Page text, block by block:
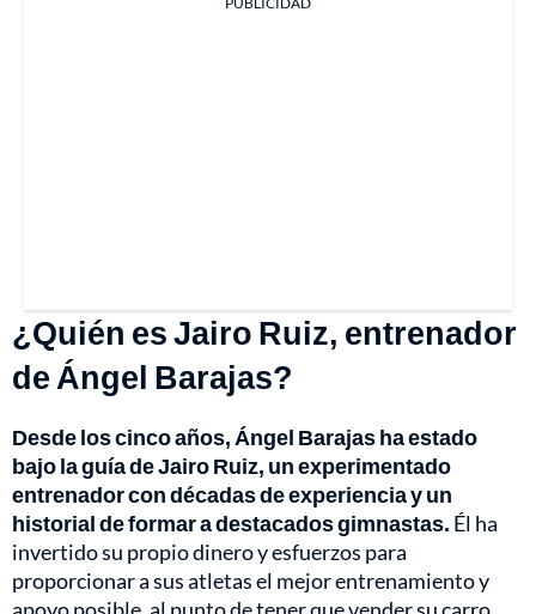
¿Quién es Jairo Ruiz, entrenador
de Ángel Barajas?
Desde los cinco años, Ángel Barajas ha estado
bajo la guía de Jairo Ruiz, un experimentado
entrenador con décadas de experiencia y un
historial de formar a destacados gimnastas. Él ha
invertido su propio dinero y esfuerzos para
proporcionar a sus atletas el mejor entrenamiento y